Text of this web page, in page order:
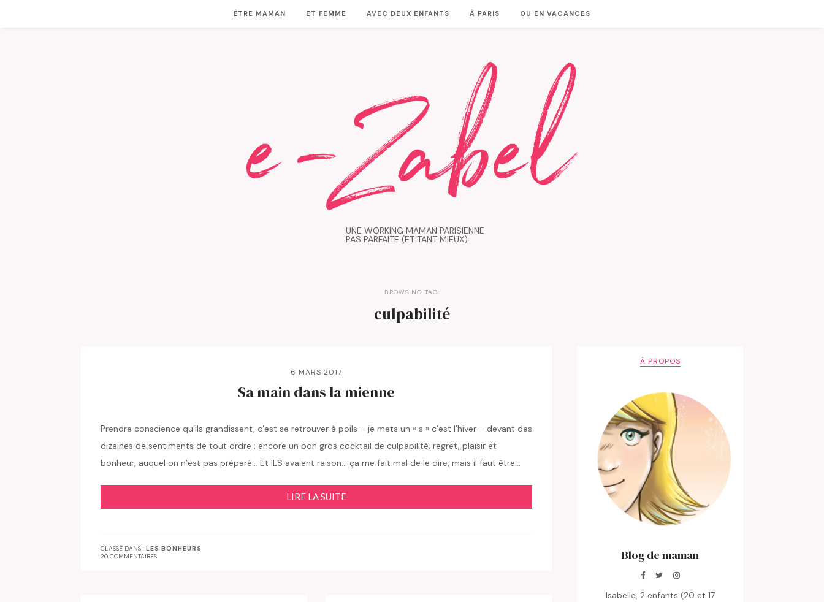
ÊTRE MAMAN ET FEMME AVEC DEUX ENFANTS À PARIS OU EN VACANCES
UNE WORKING MAMAN PARISIENNE
PAS PARFAITE (ET TANT MIEUX)
BROWSING TAG:
culpabilité
6 MARS 2017
Sa main dans la mienne
Prendre conscience qu’ils grandissent, c’est se retrouver à poils – je mets un « s » c’est l’hiver – devant des
dizaines de sentiments de tout ordre : encore un bon gros cocktail de culpabilité, regret, plaisir et
bonheur, auquel on n’est pas préparé… Et ILS avaient raison… ça me fait mal de le dire, mais il faut être…
LIRE LA SUITE
CLASSÉ DANS : LES BONHEURS
20 COMMENTAIRES
À PROPOS
Blog de maman
Isabelle, 2 enfants (20 et 17